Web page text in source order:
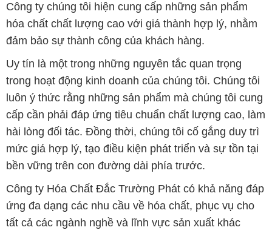
Công ty chúng tôi hiện cung cấp những sản phẩm
hóa chất chất lượng cao với giá thành hợp lý, nhằm
đảm bảo sự thành công của khách hàng.
Uy tín là một trong những nguyên tắc quan trọng
trong hoạt động kinh doanh của chúng tôi. Chúng tôi
luôn ý thức rằng những sản phẩm mà chúng tôi cung
cấp cần phải đáp ứng tiêu chuẩn chất lượng cao, làm
hài lòng đối tác. Đồng thời, chúng tôi cố gắng duy trì
mức giá hợp lý, tạo điều kiện phát triển và sự tồn tại
bền vững trên con đường dài phía trước.
Công ty Hóa Chất Đắc Trường Phát có khả năng đáp
ứng đa dạng các nhu cầu về hóa chất, phục vụ cho
tất cả các ngành nghề và lĩnh vực sản xuất khác